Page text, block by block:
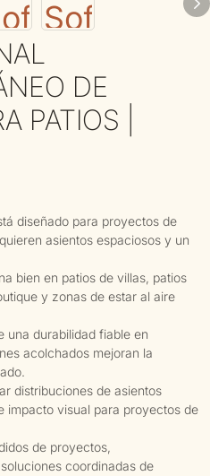
DE
PATIOS |
diseñado para proyectos de
asientos espaciosos y un
bien en patios de villas, patios
y zonas de estar al aire
una durabilidad fiable en
acolchados mejoran la
distribuciones de asientos
impacto visual para proyectos de
de proyectos,
coordinadas de